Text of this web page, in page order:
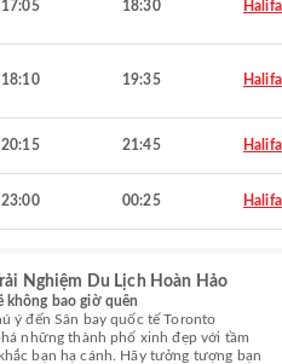
17:05 18:30
18:10 19:35
20:15 21:45
23:00 00:25
Nghiệm Du Lịch Hoàn Hảo
không bao giờ quên
ý đến Sân bay quốc tế Toronto
những thành phố xinh đẹp với tầm
bạn hạ cánh. Hãy tưởng tượng bạn